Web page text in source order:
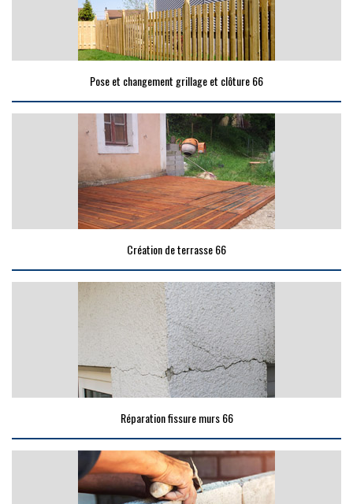
Pose et changement grillage et clôture 66
Création de terrasse 66
Réparation fissure murs 66